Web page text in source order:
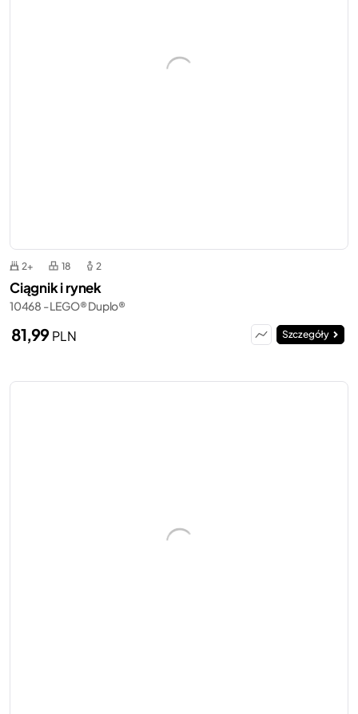
2+ 18 2
Ciągnik i rynek
10468 - LEGO® Duplo®
81,99PLN Szczegóły